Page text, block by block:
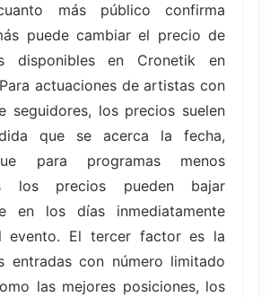
más público confirma
puede cambiar el precio de
disponibles en Cronetik en
actuaciones de artistas con
seguidores, los precios suelen
que se acerca la fecha,
para programas menos
los precios pueden bajar
en los días inmediatamente
evento. El tercer factor es la
entradas con número limitado
las mejores posiciones, los